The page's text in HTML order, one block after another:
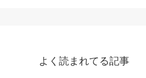
よく読まれてる記事